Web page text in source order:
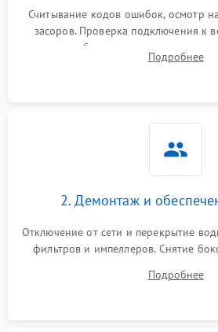
Считывание кодов ошибок, осмотр
засоров. Проверка подключения к
жалоб на отсутствие слива,
разбрызгивателей илиПодробнее
2. Демонтаж и
Отключение от сети и перекрытие
фильтров и импеллеров. Снятие
циркуляционному насосу, ТЭНу
Подробнее